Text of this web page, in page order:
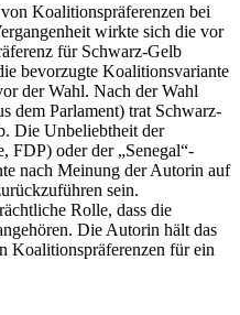
Koalitionspräferenzen bei
wirkte sich die vor
für Schwarz-Gelb
bevorzugte Koalitionsvariante
der Wahl. Nach der Wahl
dem Parlament) trat Schwarz-
Die Unbeliebtheit der
FDP) oder der „Senegal“-
nach Meinung der Autorin auf
sein.
Rolle, dass die
Die Autorin hält das
Koalitionspräferenzen für ein